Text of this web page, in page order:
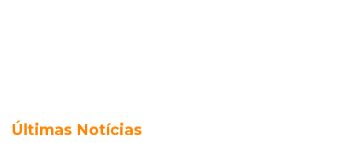
Últimas Notícias